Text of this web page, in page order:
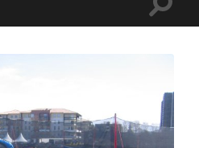
Toggle